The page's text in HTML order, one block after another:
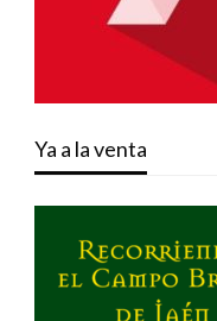
Ya a la venta